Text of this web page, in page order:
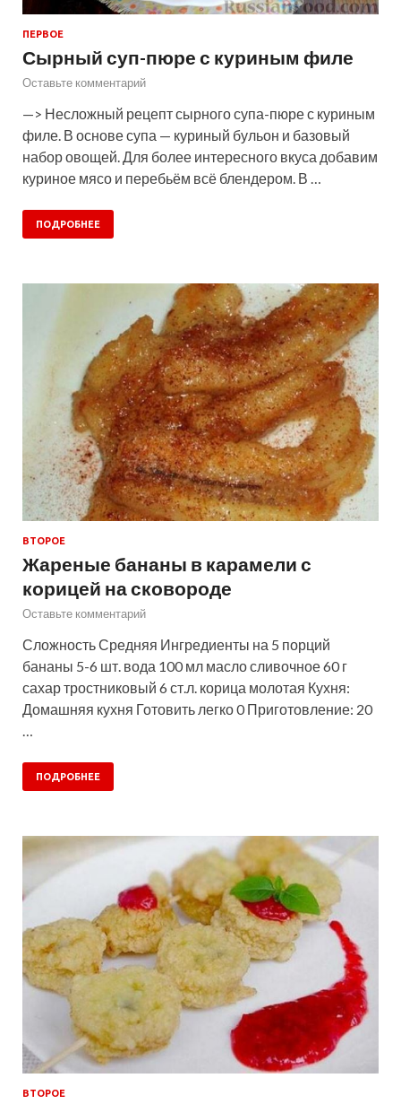
ПЕРВОЕ
Сырный суп-пюре с куриным филе
Оставьте комментарий
—> Несложный рецепт сырного супа-пюре с куриным
филе. В основе супа — куриный бульон и базовый
набор овощей. Для более интересного вкуса добавим
куриное мясо и перебьём всё блендером. В …
ПОДРОБНЕЕ
ВТОРОЕ
Жареные бананы в карамели с
корицей на сковороде
Оставьте комментарий
Сложность Средняя Ингредиенты на 5 порций
бананы 5-6 шт. вода 100 мл масло сливочное 60 г
сахар тростниковый 6 ст.л. корица молотая Кухня:
Домашняя кухня Готовить легко 0 Приготовление: 20
…
ПОДРОБНЕЕ
ВТОРОЕ